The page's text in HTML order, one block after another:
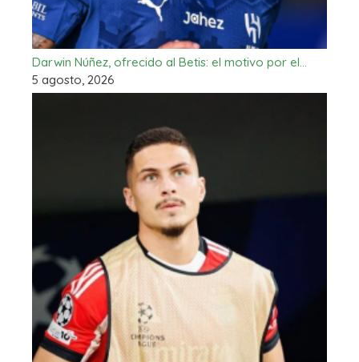
Darwin Núñez, ofrecido al Betis: el motivo por el…
5 agosto, 2026